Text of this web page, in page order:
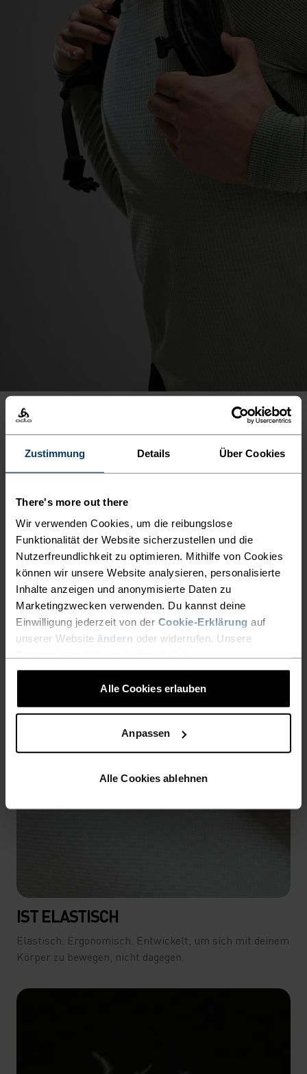
Zustimmung Details Über Cookies
There's more out there
Wir verwenden Cookies, um die reibungslose
Funktionalität der Website sicherzustellen und die
Nutzerfreundlichkeit zu optimieren. Mithilfe von Cookies
können wir unsere Website analysieren, personalisierte
Inhalte anzeigen und anonymisierte Daten zu
Marketingzwecken verwenden. Du kannst deine
Einwilligung jederzeit von der Cookie-Erklärung auf
unserer Website ändern oder widerrufen. Unsere
Alle Cookies erlauben
Anpassen
Alle Cookies ablehnen
-20°
-25°
-30°
-20°
-25°
-30°
PRODUKTVORTEILE
IST ELASTISCH
Elastisch. Ergonomisch. Entwickelt, um sich mit deinem
Körper zu bewegen, nicht dagegen.